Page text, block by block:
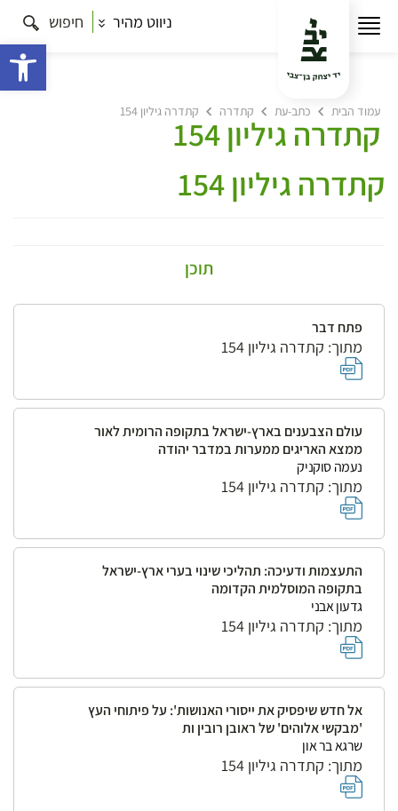
ניווט מהיר חיפוש
עמוד הבית כתב-עת קתדרה קתדרה גיליון 154
קתדרה גיליון 154
קתדרה גיליון 154
תוכן
פתח דבר
מתוך: קתדרה גיליון 154
עולם הצבענים בארץ-ישראל בתקופה הרומית לאור
ממצא האריגים ממערות במדבר יהודה
נעמה סוקניק
מתוך: קתדרה גיליון 154
התעצמות ודעיכה: תהליכי שינוי בערי ארץ-ישראל
בתקופה המוסלמית הקדומה
גדעון אבני
מתוך: קתדרה גיליון 154
אל חדש שיפסיק את ייסורי האנושות': על פיתוחי העץ
'מבקשי אלוהים' של ראובן רובין ות
שרגא בר און
מתוך: קתדרה גיליון 154